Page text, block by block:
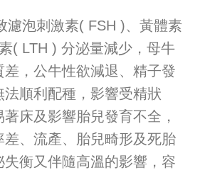
濾泡刺激素( FSH )、黃體素
( LTH ) 分泌量減少，母牛
，公牛性欲減退、精子發
順利配種，影響受精狀
床及影響胎兒發育不全，
差、流產、胎兒畸形及死胎
衡又伴隨高溫的影響，容